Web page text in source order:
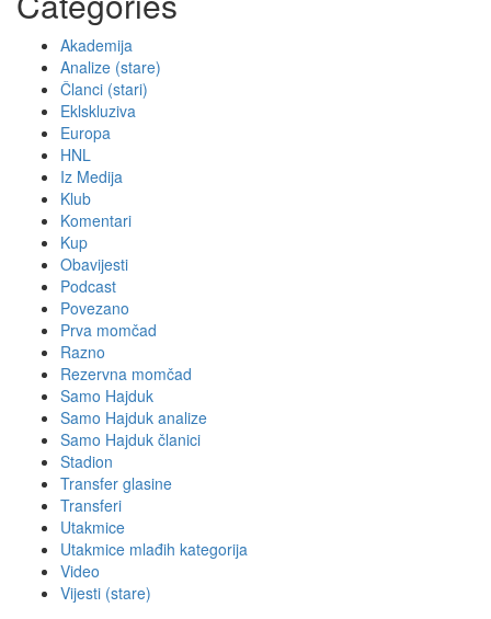
Akademija
Analize (stare)
Članci (stari)
Eklskluziva
Europa
HNL
Iz Medija
Klub
Komentari
Kup
Obavijesti
Podcast
Povezano
Prva momčad
Razno
Rezervna momčad
Samo Hajduk
Samo Hajduk analize
Samo Hajduk članici
Stadion
Transfer glasine
Transferi
Utakmice
Utakmice mlađih kategorija
Video
Vijesti (stare)